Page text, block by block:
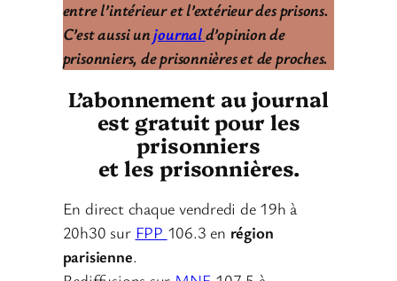
entre l’intérieur et l’extérieur des prisons.
C’est aussi unjournald’opinion de
prisonniers, de prisonnières et de proches.
L’abonnement au journal
est gratuit pour les
prisonniers
et les prisonnières.
En direct chaque vendredi de 19h à
20h30 sur FPP 106.3 en région
parisienne.